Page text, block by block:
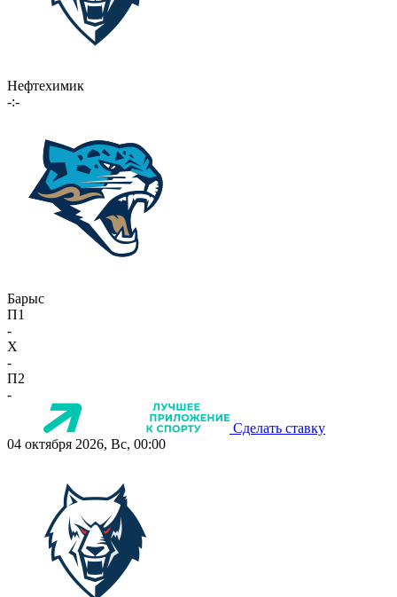
Нефтехимик
-:-
Барыс
П1
-
X
-
П2
-
Сделать ставку
04 октября 2026, Вс, 00:00